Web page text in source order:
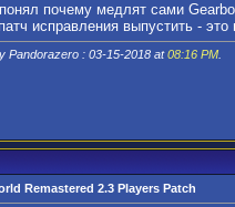
почему медлят сами
исправления выпустить -
Pandorazero : 03-15-2018 at08:16 PM
Remastered 2.3 Players Patch